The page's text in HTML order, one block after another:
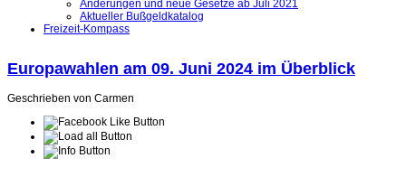
Änderungen und neue Gesetze ab Juli 2021
Aktueller Bußgeldkatalog
Freizeit-Kompass
Europawahlen am 09. Juni 2024 im Überblick
Geschrieben von Carmen